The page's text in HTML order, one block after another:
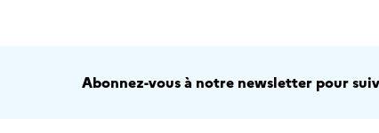
Abonnez-vous à notre newsletter pour